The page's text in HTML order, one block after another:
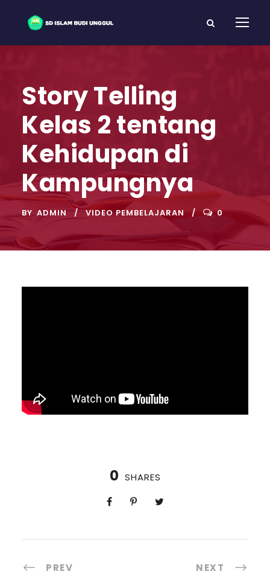
Story Telling
Kelas 2 tentang
Kehidupan di
Kampungnya
BY ADMIN VIDEO PEMBELAJARAN 0
0 SHARES
PREV NEXT